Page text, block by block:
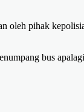
oleh pihak
bus apalagi